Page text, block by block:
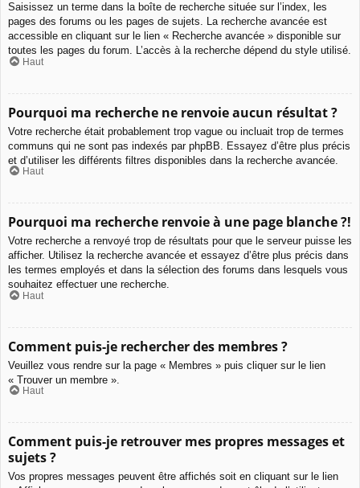
Saisissez un terme dans la boîte de recherche située sur l’index, les
pages des forums ou les pages de sujets. La recherche avancée est
accessible en cliquant sur le lien « Recherche avancée » disponible sur
toutes les pages du forum. L’accès à la recherche dépend du style utilisé.
Haut
Pourquoi ma recherche ne renvoie aucun résultat ?
Votre recherche était probablement trop vague ou incluait trop de termes
communs qui ne sont pas indexés par phpBB. Essayez d’être plus précis
et d’utiliser les différents filtres disponibles dans la recherche avancée.
Haut
Pourquoi ma recherche renvoie à une page blanche ?!
Votre recherche a renvoyé trop de résultats pour que le serveur puisse les
afficher. Utilisez la recherche avancée et essayez d’être plus précis dans
les termes employés et dans la sélection des forums dans lesquels vous
souhaitez effectuer une recherche.
Haut
Comment puis-je rechercher des membres ?
Veuillez vous rendre sur la page « Membres » puis cliquer sur le lien
« Trouver un membre ».
Haut
Comment puis-je retrouver mes propres messages et
sujets ?
Vos propres messages peuvent être affichés soit en cliquant sur le lien